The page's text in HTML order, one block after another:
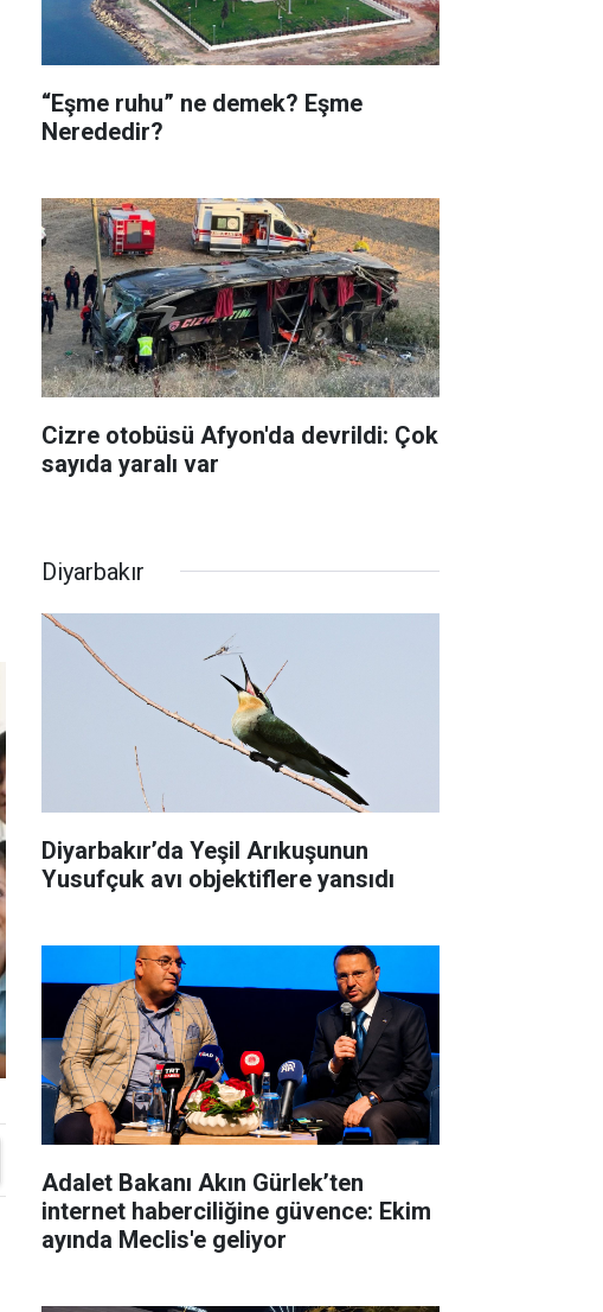
“Eşme ruhu” ne demek? Eşme
Nerededir?
Cizre otobüsü Afyon'da devrildi: Çok
sayıda yaralı var
Diyarbakır
Diyarbakır’da Yeşil Arıkuşunun
Yusufçuk avı objektiflere yansıdı
Adalet Bakanı Akın Gürlek’ten
internet haberciliğine güvence: Ekim
ayında Meclis'e geliyor